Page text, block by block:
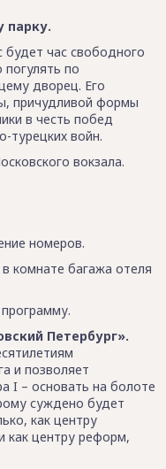
парку.
будет час свободного
по
дворец. Его
причудливой формы
в честь побед
турецких войн.
вокзала.
номеров.
комнате багажа отеля
Петербург».
и позволяет
I – основать на болоте
суждено будет
как центру
как центру реформ,